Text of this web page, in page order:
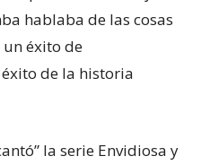
hablaba de las cosas
un éxito de
de la historia
la serie Envidiosa y